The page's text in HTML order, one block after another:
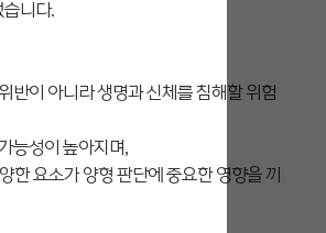
습니다.
반이 아니라 생명과 신체를 침해할 위험
능성이 높아지며,
한 요소가 양형 판단에 중요한 영향을 끼